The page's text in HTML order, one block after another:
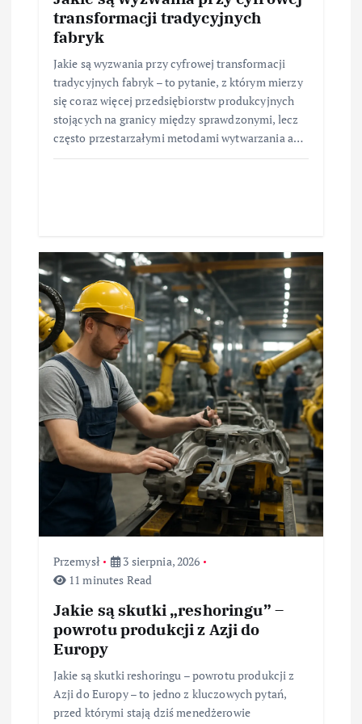
transformacji tradycyjnych
fabryk
Jakie są wyzwania przy cyfrowej transformacji
tradycyjnych fabryk – to pytanie, z którym mierzy
się coraz więcej przedsiębiorstw produkcyjnych
stojących na granicy między sprawdzonymi, lecz
często przestarzałymi metodami wytwarzania a…
Przemysł
3 sierpnia, 2026
11 minutes Read
Jakie są skutki „reshoringu” –
powrotu produkcji z Azji do
Europy
Jakie są skutki reshoringu – powrotu produkcji z
Azji do Europy – to jedno z kluczowych pytań,
przed którymi stają dziś menedżerowie